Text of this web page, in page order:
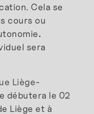
Cela se
cours ou
.
sera
Liège-
débutera le 02
Liège et à